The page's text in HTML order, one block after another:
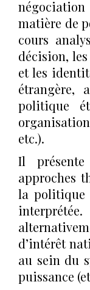
négociation
matière de
cours
décision,
et les
étrangère,
politique
etc.).
Il
approches
la politique
d’intérêt
au sein du
puissance